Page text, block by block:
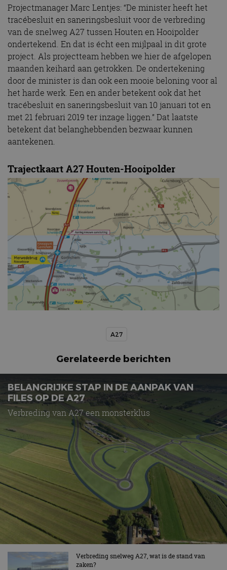
Projectmanager Marc Lentjes: “De minister heeft het
tracébesluit en saneringsbesluit voor de verbreding
van de snelweg A27 tussen Houten en Hooipolder
ondertekend. En dat is écht een mijlpaal in dit grote
project. Als projectteam hebben we hier de afgelopen
maanden keihard aan getrokken. De ondertekening
door de minister is dan ook een mooie beloning voor al
het harde werk. Een en ander betekent ook dat het
tracébesluit en saneringsbesluit van 10 januari tot en
met 21 februari 2019 ter inzage liggen.” Dat laatste
betekent dat belanghebbenden bezwaar kunnen
aantekenen.
Trajectkaart A27 Houten-Hooipolder
A27
Gerelateerde berichten
BELANGRIJKE STAP IN DE AANPAK VAN
FILES OP DE A27
Verbreding van A27 een monsterklus
Verbreding snelweg A27, wat is de stand van
zaken?